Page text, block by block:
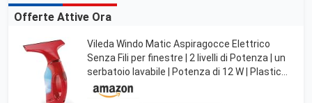
Offerte Attive Ora
Vileda Windo Matic Aspiragocce Elettrico
Senza Fili per finestre | 2 livelli di Potenza | un
serbatoio lavabile | Potenza di 12 W | Plastica
Rosso | ‎27 X 13 X 34 Cm